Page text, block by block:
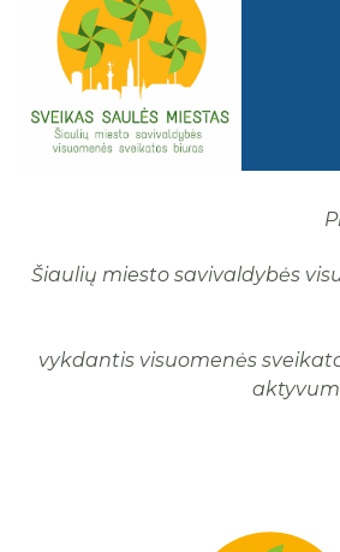
Šiaulių miesto savivaldybės
vykdantis visuomenės